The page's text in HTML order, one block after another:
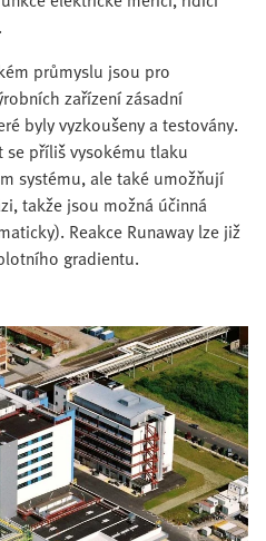
průmyslu jsou pro
zařízení zásadní
byly vyzkoušeny a testovány.
se příliš vysokému tlaku
systému, ale také umožňují
takže jsou možná účinná
Reakce Runaway lze již
gradientu.